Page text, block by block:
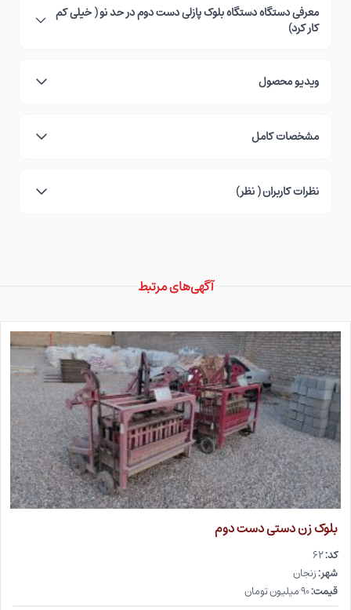
معرفی دستگاه دستگاه بلوک پازلی دست دوم در حد نو ( خیلی کم
کار کرد)
ویدیو محصول
مشخصات کامل
نظرات کاربران ( نظر)
آگهی‌های مرتبط
بلوک زن دستی دست دوم
کد:۶۲
شهر:زنجان
قیمت:۹۰ میلیون تومان